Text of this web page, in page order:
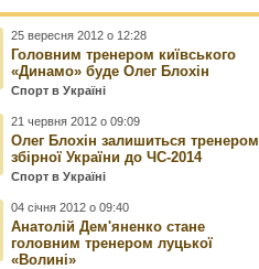
25 вересня 2012 о 12:28
Головним тренером київського
«Динамо» буде Олег Блохін
Спорт в Україні
21 червня 2012 о 09:09
Олег Блохін залишиться тренером
збірної України до ЧС-2014
Спорт в Україні
04 січня 2012 о 09:40
Анатолій Дем'яненко стане
головним тренером луцької
«Волині»